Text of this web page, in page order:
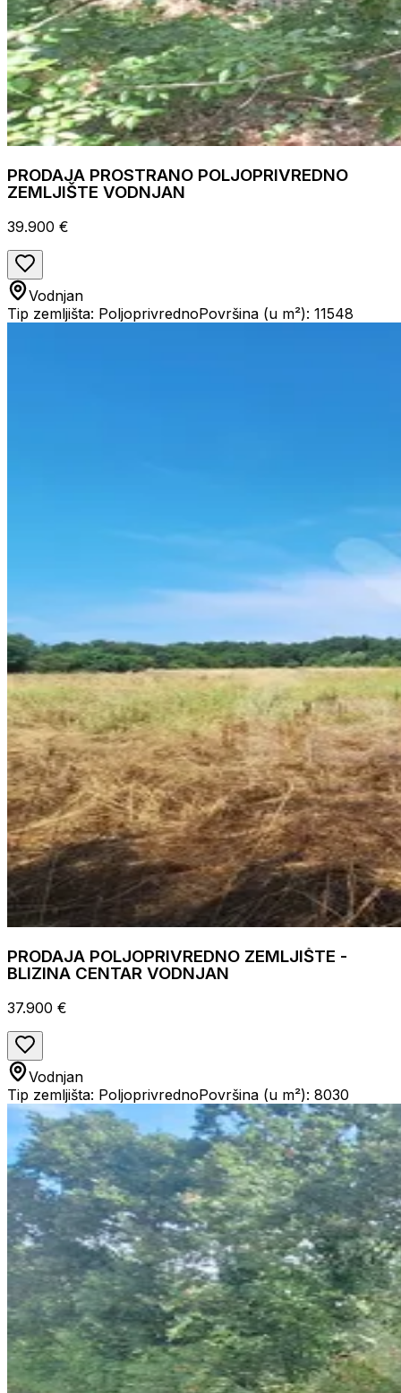
PRODAJA PROSTRANO POLJOPRIVREDNO
ZEMLJIŠTE VODNJAN
39.900 €
Vodnjan
Tip zemljišta: PoljoprivrednoPovršina (u m²): 11548
PRODAJA POLJOPRIVREDNO ZEMLJIŠTE -
BLIZINA CENTAR VODNJAN
37.900 €
Vodnjan
Tip zemljišta: PoljoprivrednoPovršina (u m²): 8030